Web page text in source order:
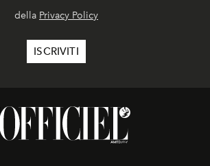
della Privacy Policy